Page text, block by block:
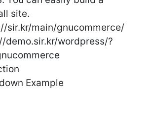
site.
sir.kr/main/gnucommerce/
demo.sir.kr/wordpress/?
Example